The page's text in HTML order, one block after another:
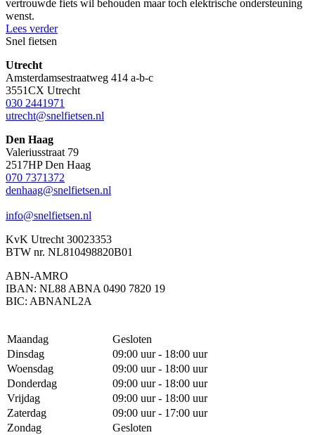
vertrouwde fiets wil behouden maar toch elektrische ondersteuning
wenst.
Lees verder
Snel fietsen
Utrecht
Amsterdamsestraatweg 414 a-b-c
3551CX Utrecht
030 2441971
utrecht@snelfietsen.nl
Den Haag
Valeriusstraat 79
2517HP Den Haag
070 7371372
denhaag@snelfietsen.nl
info@snelfietsen.nl
KvK Utrecht 30023353
BTW nr. NL810498820B01
ABN-AMRO
IBAN: NL88 ABNA 0490 7820 19
BIC: ABNANL2A
Maandag
Gesloten
Dinsdag
09:00 uur - 18:00 uur
Woensdag
09:00 uur - 18:00 uur
Donderdag
09:00 uur - 18:00 uur
Vrijdag
09:00 uur - 18:00 uur
Zaterdag
09:00 uur - 17:00 uur
Zondag
Gesloten